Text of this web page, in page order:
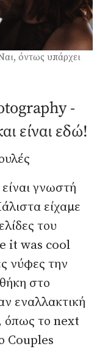
όντως υπάρχει
-
είναι εδώ!
γνωστή
είχαμε
του
it was cool
νύφες την
στο
εναλλακτική
όπως το next
Couples